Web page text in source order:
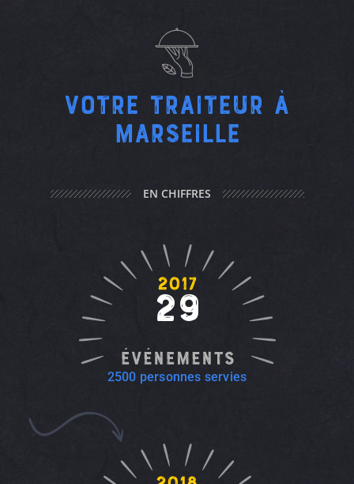
Votre traiteur à
Marseille
EN CHIFFRES
29
2500 personnes servies